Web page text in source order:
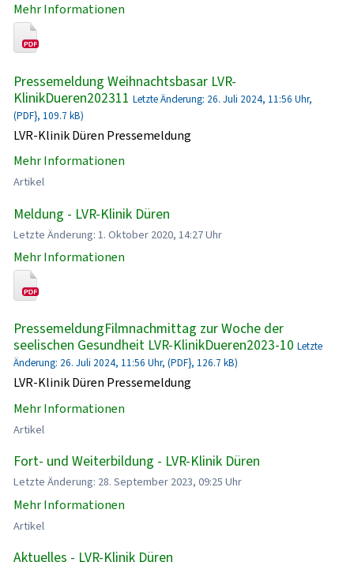
Mehr Informationen
Pressemeldung Weihnachtsbasar LVR-
KlinikDueren202311 Letzte Änderung: 26. Juli 2024, 11:56 Uhr,
(PDF}, 109.7 kB)
LVR-Klinik Düren Pressemeldung
Mehr Informationen
Artikel
Meldung - LVR-Klinik Düren
Letzte Änderung: 1. Oktober 2020, 14:27 Uhr
Mehr Informationen
PressemeldungFilmnachmittag zur Woche der
seelischen Gesundheit LVR-KlinikDueren2023-10 Letzte
Änderung: 26. Juli 2024, 11:56 Uhr, (PDF}, 126.7 kB)
LVR-Klinik Düren Pressemeldung
Mehr Informationen
Artikel
Fort- und Weiterbildung - LVR-Klinik Düren
Letzte Änderung: 28. September 2023, 09:25 Uhr
Mehr Informationen
Artikel
Aktuelles - LVR-Klinik Düren